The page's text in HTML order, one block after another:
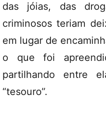
das jóias, das
criminosos teriam
em lugar de
o que foi
partilhando entre
“tesouro”.